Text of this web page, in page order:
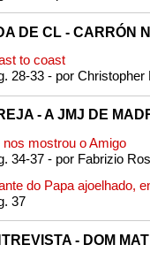
DE CL - CARRÓN
to coast
28-33 - por Christopher
- A JMJ DE
nos mostrou o Amigo
34-37 - por Fabrizio
do Papa ajoelhado,
37
- DOM